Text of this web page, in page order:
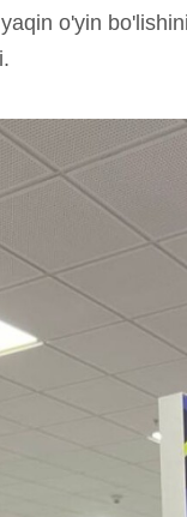
o'yin